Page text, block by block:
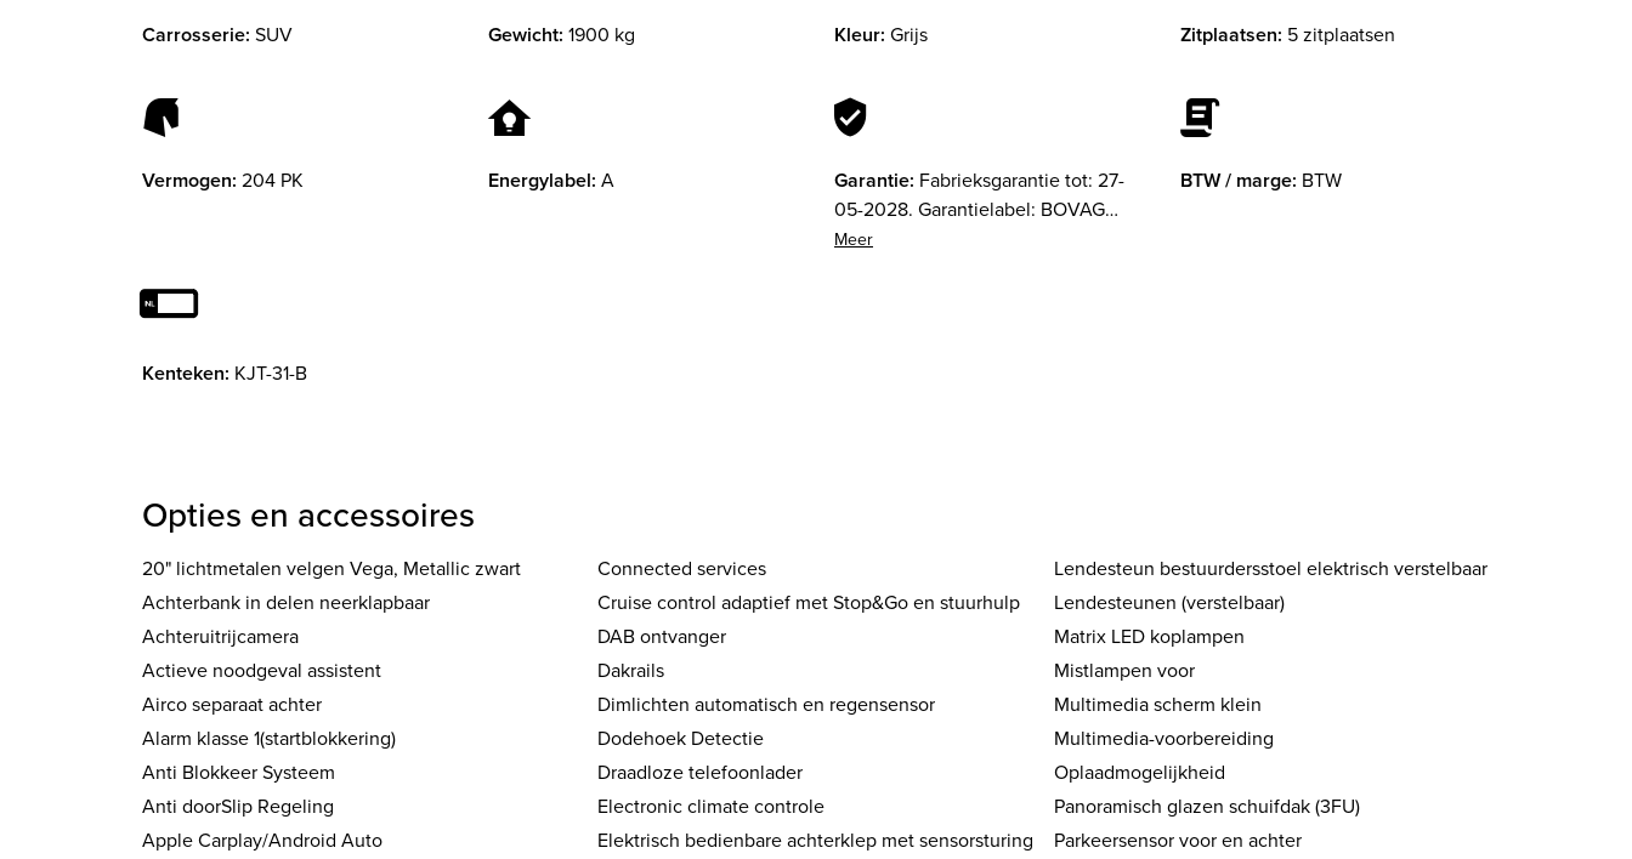
Carrosserie: SUV Gewicht: 1900 kg Kleur: Grijs Zitplaatsen: 5 zitplaatsen
Vermogen: 204 PK Energylabel: A Garantie: Fabrieksgarantie tot: 27-
05-2028. Garantielabel: BOVAG
Garantie (12 maanden). 12 maanden
BTW / marge: BTW
Kenteken: KJT-31-B
Opties en accessoires
20" lichtmetalen velgen Vega, Metallic zwart
Achterbank in delen neerklapbaar
Achteruitrijcamera
Actieve noodgeval assistent
Airco separaat achter
Alarm klasse 1(startblokkering)
Anti Blokkeer Systeem
Anti doorSlip Regeling
Apple Carplay/Android Auto
Connected services
Cruise control adaptief met Stop&Go en stuurhulp
DAB ontvanger
Dakrails
Dimlichten automatisch en regensensor
Dodehoek Detectie
Draadloze telefoonlader
Electronic climate controle
Elektrisch bedienbare achterklep met sensorsturing
Lendesteun bestuurdersstoel elektrisch verstelbaar
Lendesteunen (verstelbaar)
Matrix LED koplampen
Mistlampen voor
Multimedia scherm klein
Multimedia-voorbereiding
Oplaadmogelijkheid
Panoramisch glazen schuifdak (3FU)
Parkeersensor voor en achter